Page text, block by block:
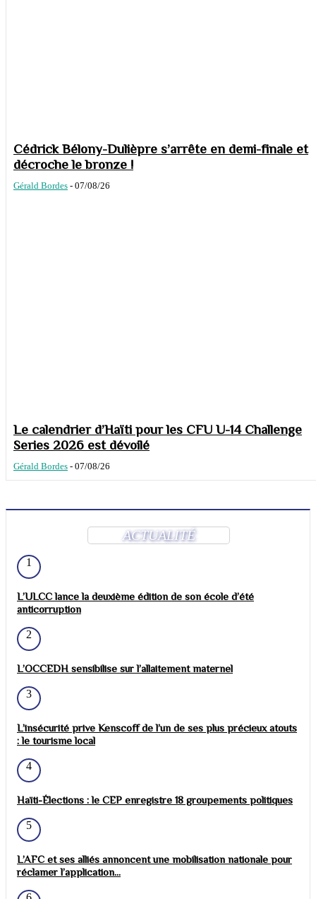
Cédrick Bélony-Dulièpre s’arrête en demi-finale et
décroche le bronze !
Gérald Bordes - 07/08/26
Le calendrier d’Haïti pour les CFU U-14 Challenge
Series 2026 est dévoilé
Gérald Bordes - 07/08/26
ACTUALITÉ
1
L’ULCC lance la deuxième édition de son école d’été
anticorruption
2
L’OCCEDH sensibilise sur l’allaitement maternel
3
L’insécurité prive Kenscoff de l’un de ses plus précieux atouts
: le tourisme local
4
Haïti-Élections : le CEP enregistre 18 groupements politiques
5
L’AFC et ses alliés annoncent une mobilisation nationale pour
réclamer l’application...